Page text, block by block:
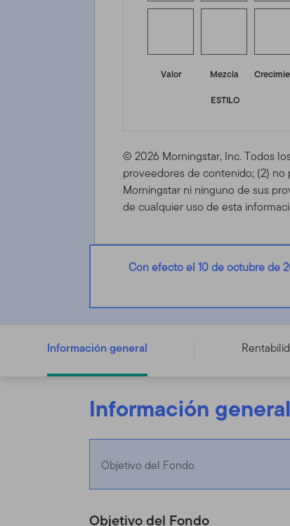
Valor Mezcla
ESTILO
© 2026 Morningstar, Inc. Todos
proveedores de contenido; (2) no
Morningstar ni ninguno de sus
de cualquier uso de esta
Con efecto el 10 de octubre de
Franklin Global Income and Growth Opportunities
Información general
Información general
Objetivo del Fondo
Objetivo del Fondo